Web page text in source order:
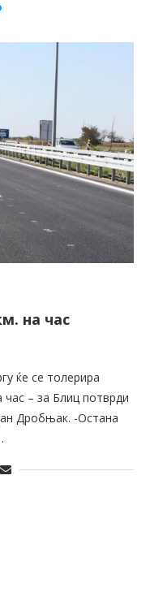
на час
ќе се толерира
– за Блиц потврди
Дробњак. -Остана